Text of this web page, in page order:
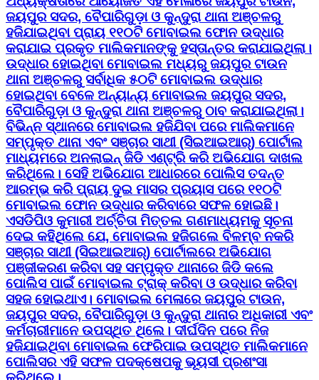
ଜୟପୁର ସଦର, ବୈପାରିଗୁଡ଼ା ଓ କୁନ୍ଦୁରା ଥାନା ଅଞ୍ଚଳରୁ
ହଜିଯାଇଥିବା ପ୍ରାୟ ୧୧୦ଟି ମୋବାଇଲ ଫୋନ ଉଦ୍ଧାର
କରାଯାଇ ପ୍ରକୃତ ମାଲିକମାନଙ୍କୁ ହସ୍ତାନ୍ତର କରାଯାଇଥିଲା।
ଉଦ୍ଧାର ହୋଇଥିବା ମୋବାଇଲ ମଧ୍ୟରୁ ଜୟପୁର ଟାଉନ
ଥାନା ଅଞ୍ଚଳରୁ ସର୍ବାଧିକ ୫୦ଟି ମୋବାଇଲ ଉଦ୍ଧାର
ହୋଇଥିବା ବେଳେ ଅନ୍ୟାନ୍ୟ ମୋବାଇଲ ଜୟପୁର ସଦର,
ବୈପାରିଗୁଡ଼ା ଓ କୁନ୍ଦୁରା ଥାନା ଅଞ୍ଚଳରୁ ଠାବ କରାଯାଇଥିଲା।
ବିଭିନ୍ନ ସ୍ଥାନରେ ମୋବାଇଲ ହଜିଯିବା ପରେ ମାଲିକମାନେ
ସମ୍ପୃକ୍ତ ଥାନା ଏବଂ ସଞ୍ଚାର ସାଥୀ (ସିଇଆଇଆର୍) ପୋର୍ଟାଲ
ମାଧ୍ୟମରେ ଅନଲାଇନ୍ ଜିଡି ଏଣ୍ଟ୍ରି କରି ଅଭିଯୋଗ ଦାଖଲ
କରିଥିଲେ। ସେହି ଅଭିଯୋଗ ଆଧାରରେ ପୋଲିସ ତଦନ୍ତ
ଆରମ୍ଭ କରି ପ୍ରାୟ ଦୁଇ ମାସର ପ୍ରୟାସ ପରେ ୧୧୦ଟି
ମୋବାଇଲ ଫୋନ ଉଦ୍ଧାର କରିବାରେ ସଫଳ ହୋଇଛି।
ଏସଡିପିଓ କୁମାରୀ ଅର୍ଚ୍ଚିତା ମିତ୍ତଲ ଗଣମାଧ୍ୟମକୁ ସୂଚନା
ଦେଇ କହିଥିଲେ ଯେ, ମୋବାଇଲ ହଜିଗଲେ ବିଳମ୍ବ ନକରି
ସଞ୍ଚାର ସାଥୀ (ସିଇଆଇଆର୍) ପୋର୍ଟାଲରେ ଅଭିଯୋଗ
ପଞ୍ଜୀକରଣ କରିବା ସହ ସମ୍ପୃକ୍ତ ଥାନାରେ ଜିଡି କଲେ
ପୋଲିସ ପାଇଁ ମୋବାଇଲ ଟ୍ରାକ୍ କରିବା ଓ ଉଦ୍ଧାର କରିବା
ସହଜ ହୋଇଥାଏ। ମୋବାଇଲ ମେଳାରେ ଜୟପୁର ଟାଉନ,
ଜୟପୁର ସଦର, ବୈପାରିଗୁଡ଼ା ଓ କୁନ୍ଦୁରା ଥାନାର ଅଧିକାରୀ ଏବଂ
କର୍ମଚାରୀମାନେ ଉପସ୍ଥିତ ଥିଲେ। ଦୀର୍ଘଦିନ ପରେ ନିଜ
ହଜିଯାଇଥିବା ମୋବାଇଲ ଫେରିପାଇ ଉପସ୍ଥିତ ମାଲିକମାନେ
ପୋଲିସର ଏହି ସଫଳ ପଦକ୍ଷେପକୁ ଭୂୟସୀ ପ୍ରଶଂସା